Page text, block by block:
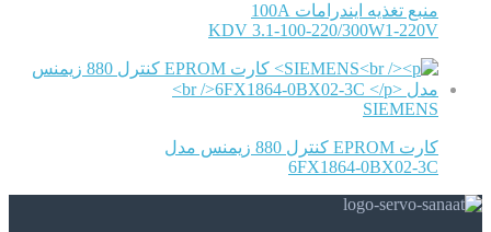
منبع تغذیه ایندرامات 100A
KDV 3.1-100-220/300W1-220V
SIEMENS
کارت EPROM کنترل 880 زیمنس مدل
6FX1864-0BX02-3C